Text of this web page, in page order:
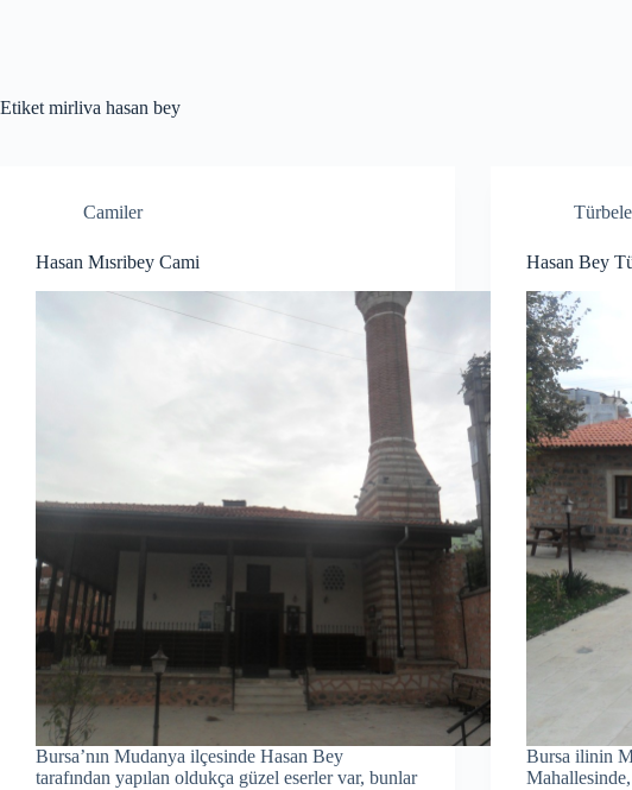
Etiket mirliva hasan bey
Camiler
Hasan Mısribey Cami
Bursa’nın Mudanya ilçesinde Hasan Bey
tarafından yapılan oldukça güzel eserler var, bunlar
Hasan Bey
Bursa ilinin